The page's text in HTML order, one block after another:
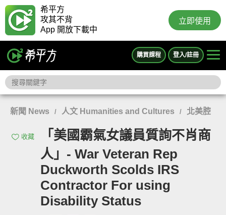
希平方
攻其不背
App 開放下載中
立即使用
購買課程 登入/註冊
新聞 News / 人文 Humanities and Cultures / 北美腔
收藏
「美國霸氣女議員質詢不肖商
人」- War Veteran Rep
Duckworth Scolds IRS
Contractor For using
Disability Status